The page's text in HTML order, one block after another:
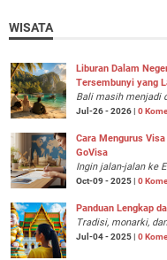
WISATA
Liburan Dalam
Tersembunyi yang
Bali masih menjadi
Jul-26 - 2026 | 0
Cara Mengurus
GoVisa
Ingin jalan-jalan ke
Oct-09 - 2025 | 0
Panduan Lengkap
Tradisi, monarki,
Jul-04 - 2025 | 0